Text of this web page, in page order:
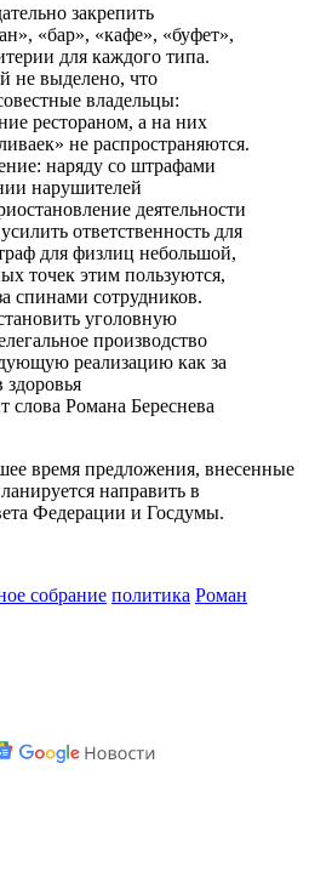
закрепить
«бар», «кафе», «буфет»,
для каждого типа.
не выделено, что
владельцы:
рестораном, а на них
не распространяются.
наряду со штрафами
нарушителей
деятельности
ответственность для
для физлиц небольшой,
точек этим пользуются,
спинами сотрудников.
уголовную
производство
реализацию как за
здоровья
слова Романа Береснева
время предложения, внесенные
направить в
Федерации и Госдумы.
собрание политика Роман